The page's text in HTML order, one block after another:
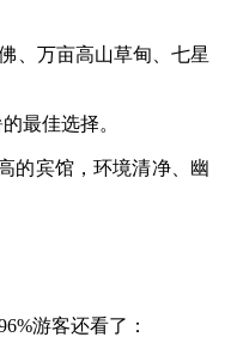
、万亩高山草甸、七星
最佳选择。
的宾馆，环境清净、幽
游客还看了：